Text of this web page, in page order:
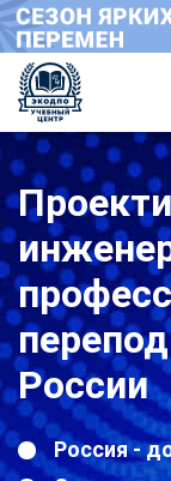
России
Россия -